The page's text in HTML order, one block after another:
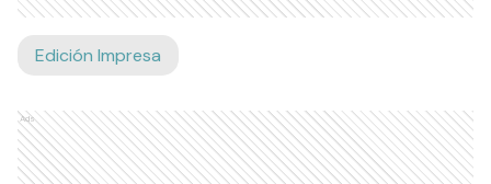
Edición Impresa
Ads